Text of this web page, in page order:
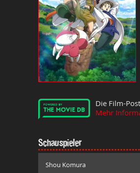
Die Film-
Mehr
Schauspieler
Shou Komura